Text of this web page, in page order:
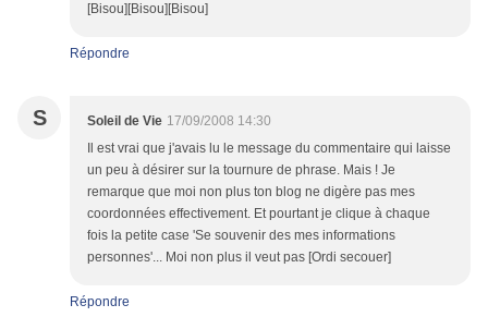
[Bisou][Bisou][Bisou]
Répondre
S Soleil de Vie 17/09/2008 14:30
Il est vrai que j'avais lu le message du commentaire qui laisse
un peu à désirer sur la tournure de phrase. Mais ! Je
remarque que moi non plus ton blog ne digère pas mes
coordonnées effectivement. Et pourtant je clique à chaque
fois la petite case 'Se souvenir des mes informations
personnes'... Moi non plus il veut pas [Ordi secouer]
Répondre